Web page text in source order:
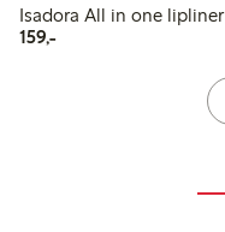
Isadora All in one lipliner
159,-159,00 kr